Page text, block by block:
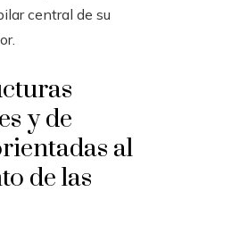
central de su
y de
al
de las